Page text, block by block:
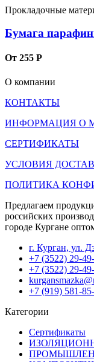
Прокладочные
Бумага
От 255 Р
О компании
КОНТАКТЫ
ИНФОРМАЦИЯ О
СЕРТИФИКАТЫ
УСЛОВИЯ
ПОЛИТИКА
Предлагаем
российских
городе Кургане
г. Курган, ул.
+7 (3522) 29-
+7 (3522) 29-
+7 (919) 581-
Категории
Сертификаты